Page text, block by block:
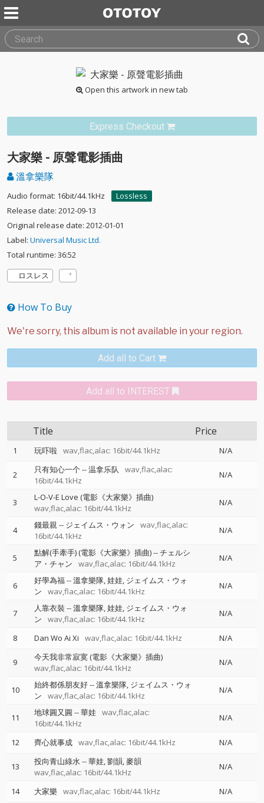
Open this artwork in new tab
Express Checkout
大家樂 - 原聲電影插曲
溫拿樂隊
Audio format: 16bit/44.1kHz
Lossless
Release date: 2012-09-13
Original release date: 2012-01-01
Label: Universal Music Ltd.
Total runtime: 36:52
ロスレス
How To Buy
Add all to Cart
Add all to INTEREST
Title Price
1 玩吓啦 wav,flac,alac: 16bit/44.1kHz N/A
2 只有知心一个--温拿乐队
wav,flac,alac:
16bit/44.1kHz
N/A
3
L-O-V-E Love (電影《大家樂》插曲)
wav,flac,alac: 16bit/44.1kHz
N/A
4 錢最親-- ジェイムス・ウォン
wav,flac,alac:
16bit/44.1kHz
N/A
5 點解(手牽手) (電影《大家樂》插曲)--チェルシ
ア・チャン
wav,flac,alac: 16bit/44.1kHz
N/A
6 好學為福--溫拿樂隊 娃娃 ジェイムス・ウォ
ン
wav,flac,alac: 16bit/44.1kHz
N/A
7 人靠衣裝 --溫拿樂隊 娃娃 ジェイムス・ウォ
ン
wav,flac,alac: 16bit/44.1kHz
N/A
8 Dan Wo Ai Xi wav,flac,alac: 16bit/44.1kHz N/A
9
今天我非常寂寞 (電影《大家樂》插曲)
wav,flac,alac: 16bit/44.1kHz
N/A
10 始終都係朋友好--溫拿樂隊 ジェイムス・ウォ
ン
wav,flac,alac: 16bit/44.1kHz
N/A
11 地球圓又圓 --華娃 wav,flac,alac:
16bit/44.1kHz
N/A
12 齊心就事成 wav,flac,alac: 16bit/44.1kHz N/A
13 投向青山綠水--華娃 劉韻 麥韻
wav,flac,alac: 16bit/44.1kHz
N/A
14 大家樂 wav,flac,alac: 16bit/44.1kHz N/A